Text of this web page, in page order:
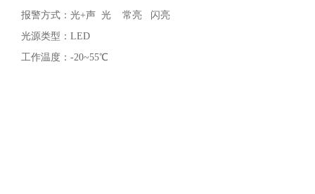
报警方式：光+声 光 常亮 闪亮
光源类型：LED
工作温度：-20~55℃